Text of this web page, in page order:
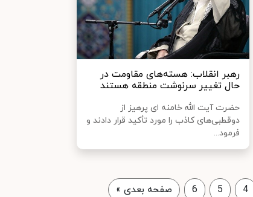
رهبر انقلاب: هسته‌های مقاومت در
حال تغییر سرنوشت منطقه هستند
حضرت آیت الله خامنه ای پرهیز از
دوقطبی‌های کاذب را مورد تأکید قرار دادند و
فرمود...
4
5
6 صفحه بعدی »